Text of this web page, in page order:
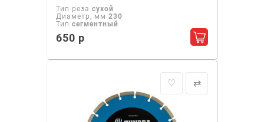
Тип реза сухой
Диаметр, мм 230
Тип сегментный
650 р Добавить в
♡ ⇄